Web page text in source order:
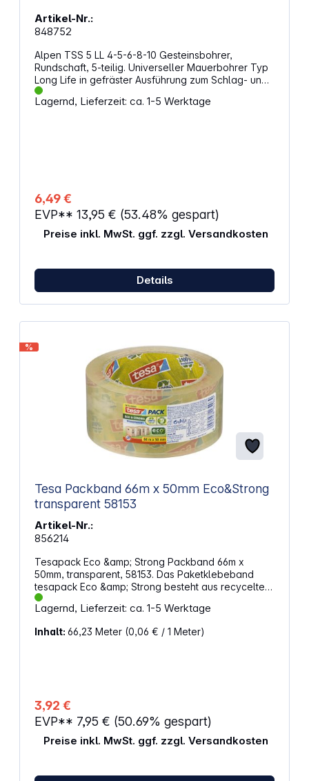
Artikel-Nr.:
848752
Alpen TSS 5 LL 4-5-6-8-10 Gesteinsbohrer,
Rundschaft, 5-teilig. Universeller Mauerbohrer Typ
Long Life in gefräster Ausführung zum Schlag- und
Drehbohren in Mauerwerk und Naturstein.
Eigenschaften: Hartmetall Steinbohrer Optimale
Lagernd, Lieferzeit: ca. 1-5 Werktage
6,49 €
EVP** 13,95 € (53.48% gespart)
Preise inkl. MwSt. ggf. zzgl. Versandkosten
Details
%
Tesa Packband 66m x 50mm Eco&Strong
transparent 58153
Artikel-Nr.:
856214
Tesapack Eco &amp; Strong Packband 66m x
50mm, transparent, 58153. Das Paketklebeband
tesapack Eco &amp; Strong besteht aus recycelten
Materialien, klebt stark, ist einfach zu handhaben
und UV- und alterungsbeständig. Eigenschaften:
Einfach zu handhaben Klebstark Hohe UV- und
Stahl: 3,7 N/cm Trägermaterial: BOPP Klebmasse:
Lagernd, Lieferzeit: ca. 1-5 Werktage
Inhalt: 66,23 Meter (0,06 € / 1 Meter)
3,92 €
EVP** 7,95 € (50.69% gespart)
Preise inkl. MwSt. ggf. zzgl. Versandkosten